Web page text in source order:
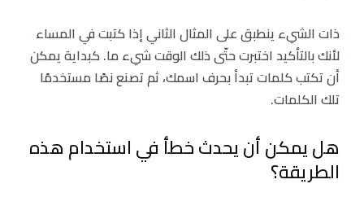
ذات الشيء ينطبق على المثال الثاني إذا كتبت في المساء
لأنك بالتأكيد اختبرت حتّى ذلك الوقت شيء ما. كبداية يمكن
أن تكتب كلمات تبدأ بحرف اسمك، ثم تصنع نصًا مستخدمًا
تلك الكلمات.
هل يمكن أن يحدث خطأ في استخدام هذه
الطريقة؟